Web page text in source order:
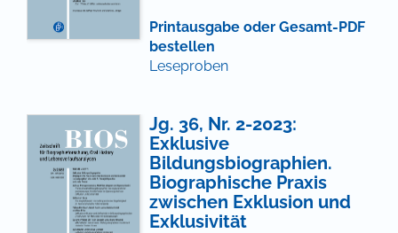
Printausgabe oder Gesamt-PDF
bestellen
Leseproben
Jg. 36, Nr. 2-2023:
Exklusive
Bildungsbiographien.
Biographische Praxis
zwischen Exklusion und
Exklusivität